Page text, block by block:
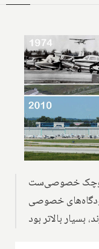
کوچک خصوصی‌ست
خصوصی
بسیار بالاتر بود